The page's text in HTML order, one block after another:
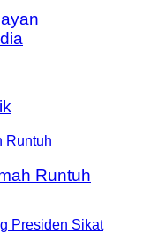
Runtuh